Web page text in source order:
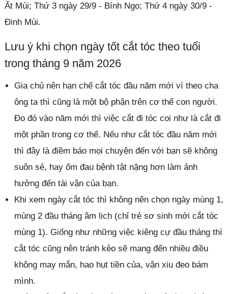
Ất Mùi; Thứ 3 ngày 29/9 - Bính Ngọ; Thứ 4 ngày 30/9 -
Đinh Mùi.
Lưu ý khi chọn ngày tốt cắt tóc theo tuổi
trong tháng 9 năm 2026
Gia chủ nên hạn chế cắt tóc đầu năm mới vì theo cha
ông ta thì cũng là một bộ phận trên cơ thể con người.
Đo đó vào năm mới thì việc cắt đi tóc coi như là cắt đi
một phần trong cơ thể. Nếu như cắt tóc đầu năm mới
thì đây là điềm báo mọi chuyện đến với bạn sẽ không
suôn sẻ, hay ốm đau bệnh tật nặng hơn làm ảnh
hưởng đến tài vận của bạn.
Khi xem ngày cắt tóc thì không nên chọn ngày mùng 1,
mùng 2 đầu tháng âm lịch (chỉ trẻ sơ sinh mới cắt tóc
mùng 1). Giống như những việc kiêng cự đầu tháng thì
cắt tóc cũng nên tránh kẻo sẽ mang đến nhiều điều
không may mắn, hao hụt tiền của, vận xiu đeo bám
mình.